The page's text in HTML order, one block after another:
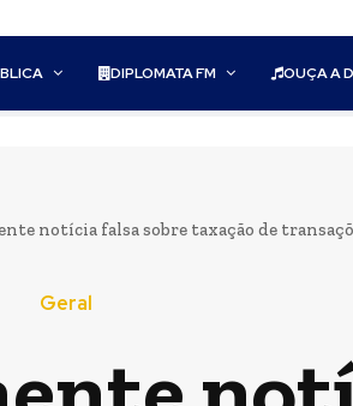
DIPLOMATA FM OUÇA A
notícia falsa sobre taxação de
Geral